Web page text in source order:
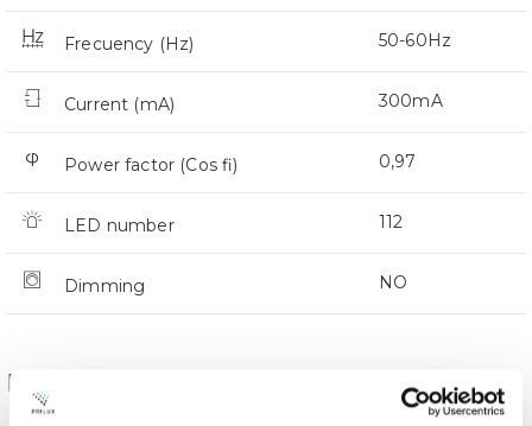
Frecuency (Hz) 50-60Hz
Current (mA) 300mA
Power factor (Cos fi) 0,97
LED number 112
Dimming NO
Dimensions and Mounting